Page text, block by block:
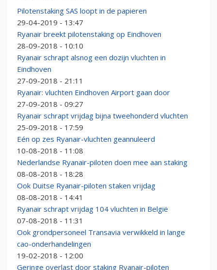
Pilotenstaking SAS loopt in de papieren
29-04-2019 - 13:47
Ryanair breekt pilotenstaking op Eindhoven
28-09-2018 - 10:10
Ryanair schrapt alsnog een dozijn vluchten in
Eindhoven
27-09-2018 - 21:11
Ryanair: vluchten Eindhoven Airport gaan door
27-09-2018 - 09:27
Ryanair schrapt vrijdag bijna tweehonderd vluchten
25-09-2018 - 17:59
Eén op zes Ryanair-vluchten geannuleerd
10-08-2018 - 11:08
Nederlandse Ryanair-piloten doen mee aan staking
08-08-2018 - 18:28
Ook Duitse Ryanair-piloten staken vrijdag
08-08-2018 - 14:41
Ryanair schrapt vrijdag 104 vluchten in België
07-08-2018 - 11:31
Ook grondpersoneel Transavia verwikkeld in lange
cao-onderhandelingen
19-02-2018 - 12:00
Geringe overlast door staking Ryanair-piloten